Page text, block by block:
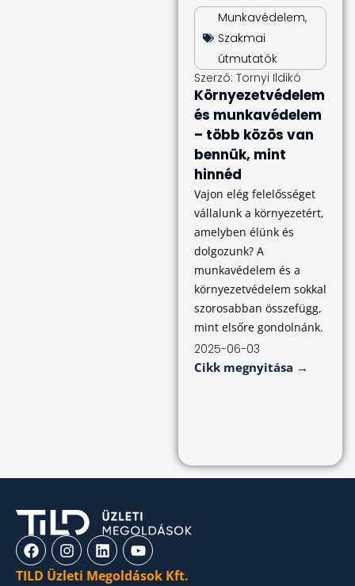
Munkavédelem,
Szakmai
útmutatók
Szerző: Tornyi Ildikó
Környezetvédelem
és munkavédelem
– több közös van
bennük, mint
hinnéd
Vajon elég felelősséget
vállalunk a környezetért,
amelyben élünk és
dolgozunk? A
munkavédelem és a
környezetvédelem sokkal
szorosabban összefügg,
mint elsőre gondolnánk.
2025-06-03
Cikk megnyitása →
TILD Üzleti Megoldások Kft.